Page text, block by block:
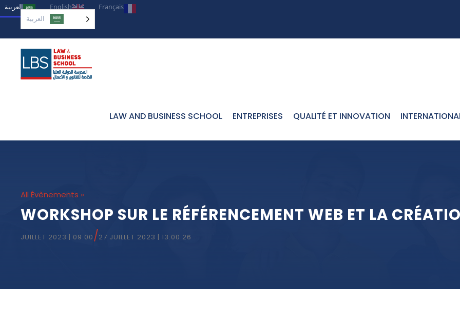
Français
English العربية‏
العربية‏
QUALITÉ ET INNOVATION
ENTREPRISES
LAW AND BUSINESS SCHOOL
« All Évènements
WORKSHOP SUR LE RÉFÉRENCEMENT WEB ET LA
26 JUILLET 2023 | 09:00
/27 JUILLET 2023 | 13:00